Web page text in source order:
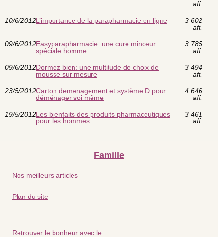
aff.
10/6/2012L’importance de la parapharmacie en ligne
3 602
aff.
09/6/2012Easyparapharmacie: une cure minceur
spéciale homme
3 785
aff.
09/6/2012Dormez bien: une multitude de choix de
mousse sur mesure
3 494
aff.
23/5/2012Carton demenagement et système D pour
déménager soi même
4 646
aff.
19/5/2012Les bienfaits des produits pharmaceutiques
pour les hommes
3 461
aff.
Famille
Nos meilleurs articles
Plan du site
Retrouver le bonheur avec le...